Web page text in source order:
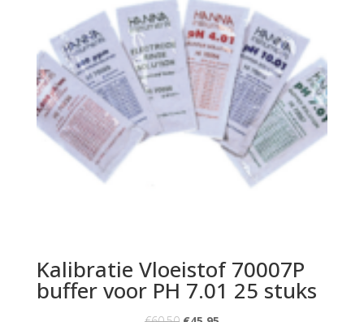
Kalibratie Vloeistof 70007P
buffer voor PH 7.01 25 stuks